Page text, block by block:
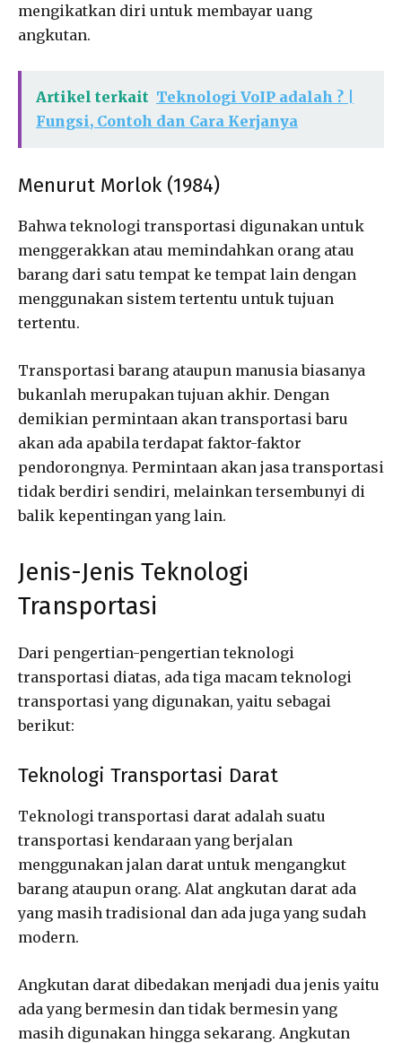
mengikatkan diri untuk membayar uang
angkutan.
Artikel terkait Teknologi VoIP adalah ? |
Fungsi, Contoh dan Cara Kerjanya
Menurut Morlok (1984)
Bahwa teknologi transportasi digunakan untuk
menggerakkan atau memindahkan orang atau
barang dari satu tempat ke tempat lain dengan
menggunakan sistem tertentu untuk tujuan
tertentu.
Transportasi barang ataupun manusia biasanya
bukanlah merupakan tujuan akhir. Dengan
demikian permintaan akan transportasi baru
akan ada apabila terdapat faktor-faktor
pendorongnya. Permintaan akan jasa transportasi
tidak berdiri sendiri, melainkan tersembunyi di
balik kepentingan yang lain.
Jenis-Jenis Teknologi
Transportasi
Dari pengertian-pengertian teknologi
transportasi diatas, ada tiga macam teknologi
transportasi yang digunakan, yaitu sebagai
berikut:
Teknologi Transportasi Darat
Teknologi transportasi darat adalah suatu
transportasi kendaraan yang berjalan
menggunakan jalan darat untuk mengangkut
barang ataupun orang. Alat angkutan darat ada
yang masih tradisional dan ada juga yang sudah
modern.
Angkutan darat dibedakan menjadi dua jenis yaitu
ada yang bermesin dan tidak bermesin yang
masih digunakan hingga sekarang. Angkutan